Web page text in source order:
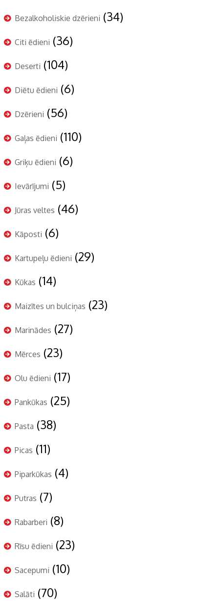
Bezalkoholiskie dzērieni (34)
Citi ēdieni (36)
Deserti (104)
Diētu ēdieni (6)
Dzērieni (56)
Gaļas ēdieni (110)
Griķu ēdieni (6)
Ievārījumi (5)
Jūras veltes (46)
Kāposti (6)
Kartupeļu ēdieni (29)
Kūkas (14)
Maizītes un bulciņas (23)
Marinādes (27)
Mērces (23)
Olu ēdieni (17)
Pankūkas (25)
Pasta (38)
Picas (11)
Piparkūkas (4)
Putras (7)
Rabarberi (8)
Rīsu ēdieni (23)
Sacepumi (10)
Salāti (70)